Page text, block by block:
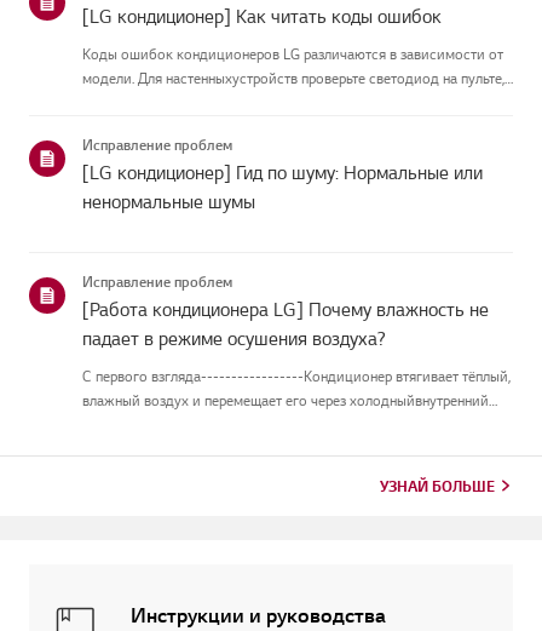
[LG кондиционер] Как читать коды ошибок
Коды ошибок кондиционеров LG различаются в зависимости от
модели. Для настенныхустройств проверьте светодиод на пульте,
кодов.Как проверить ...
Исправление проблем
[LG кондиционер] Гид по шуму: Нормальные или
ненормальные шумы
Исправление проблем
[Работа кондиционера LG] Почему влажность не
падает в режиме осушения воздуха?
С первого взгляда-----------------Кондиционер втягивает тёплый,
влажный воздух и перемещает его через холодныйвнутренний
УЗНАЙ БОЛЬШЕ
Инструкции и руководства